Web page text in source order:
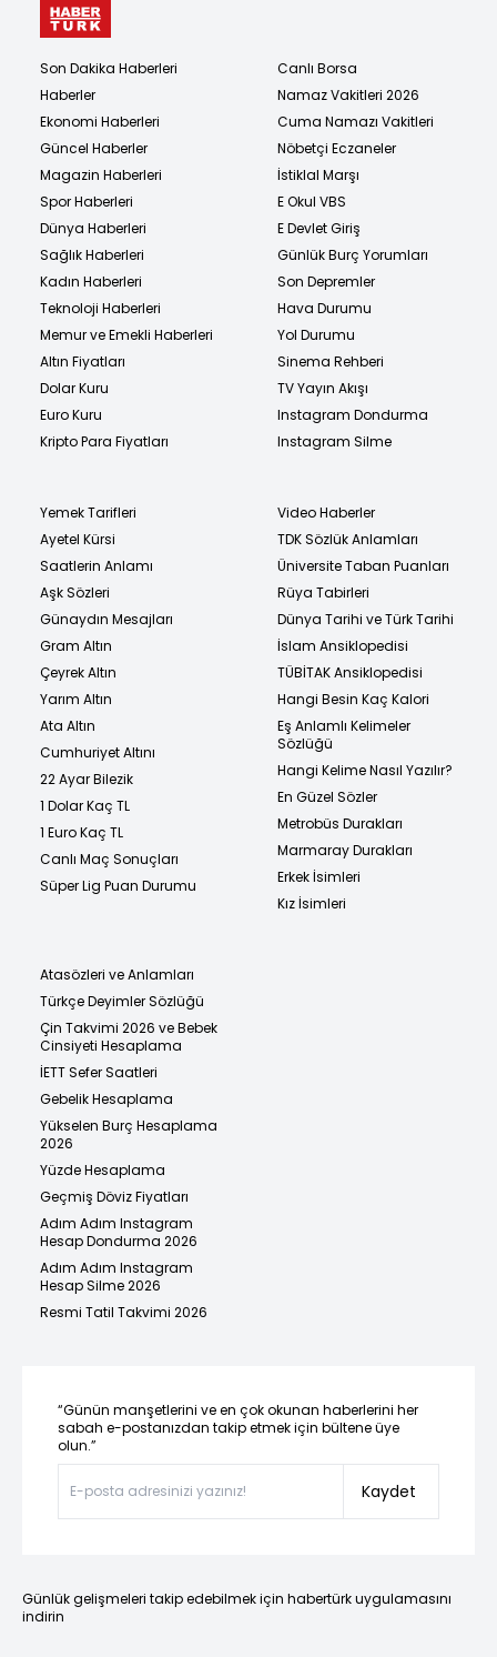
Son Dakika Haberleri
Haberler
Ekonomi Haberleri
Güncel Haberler
Magazin Haberleri
Spor Haberleri
Dünya Haberleri
Sağlık Haberleri
Kadın Haberleri
Teknoloji Haberleri
Memur ve Emekli Haberleri
Altın Fiyatları
Dolar Kuru
Euro Kuru
Kripto Para Fiyatları
Canlı Borsa
Namaz Vakitleri 2026
Cuma Namazı Vakitleri
Nöbetçi Eczaneler
İstiklal Marşı
E Okul VBS
E Devlet Giriş
Günlük Burç Yorumları
Son Depremler
Hava Durumu
Yol Durumu
Sinema Rehberi
TV Yayın Akışı
Instagram Dondurma
Instagram Silme
Yemek Tarifleri
Ayetel Kürsi
Saatlerin Anlamı
Aşk Sözleri
Günaydın Mesajları
Gram Altın
Çeyrek Altın
Yarım Altın
Ata Altın
Cumhuriyet Altını
22 Ayar Bilezik
1 Dolar Kaç TL
1 Euro Kaç TL
Canlı Maç Sonuçları
Süper Lig Puan Durumu
Video Haberler
TDK Sözlük Anlamları
Üniversite Taban Puanları
Rüya Tabirleri
Dünya Tarihi ve Türk Tarihi
İslam Ansiklopedisi
TÜBİTAK Ansiklopedisi
Hangi Besin Kaç Kalori
Eş Anlamlı Kelimeler
Sözlüğü
Hangi Kelime Nasıl Yazılır?
En Güzel Sözler
Metrobüs Durakları
Marmaray Durakları
Erkek İsimleri
Kız İsimleri
Atasözleri ve Anlamları
Türkçe Deyimler Sözlüğü
Çin Takvimi 2026 ve Bebek
Cinsiyeti Hesaplama
İETT Sefer Saatleri
Gebelik Hesaplama
Yükselen Burç Hesaplama
2026
Yüzde Hesaplama
Geçmiş Döviz Fiyatları
Adım Adım Instagram
Hesap Dondurma 2026
Adım Adım Instagram
Hesap Silme 2026
Resmi Tatil Takvimi 2026
“Günün manşetlerini ve en çok okunan haberlerini her
sabah e-postanızdan takip etmek için bültene üye
olun.”
Kaydet
Günlük gelişmeleri takip edebilmek için habertürk uygulamasını
indirin